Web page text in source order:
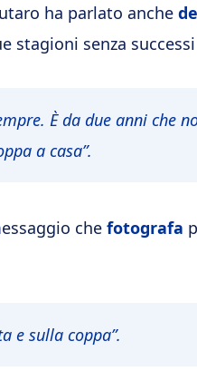
ha parlato anche
stagioni senza
È da due anni che
a casa”.
che fotografa
e sulla coppa”.